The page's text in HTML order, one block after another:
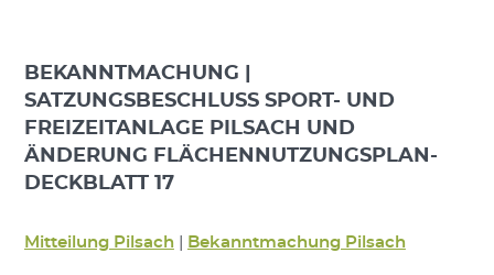
BEKANNTMACHUNG |
SATZUNGSBESCHLUSS SPORT- UND
FREIZEITANLAGE PILSACH UND
ÄNDERUNG FLÄCHENNUTZUNGSPLAN-
DECKBLATT 17
Mitteilung Pilsach| Bekanntmachung Pilsach